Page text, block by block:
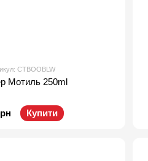
CTBOOBLW
Мотиль 250ml
Купити